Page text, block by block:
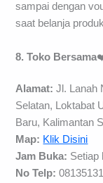
sampai dengan
saat belanja
8. Toko Bersama
Alamat: Jl. Lanah
Selatan, Loktabat
Baru, Kalimantan
Map: Klik Disini
Jam Buka: Setiap
No Telp: